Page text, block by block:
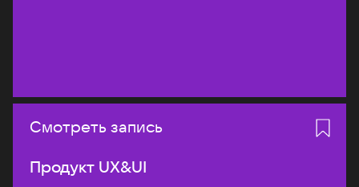
Смотреть запись
Продукт UX&UI